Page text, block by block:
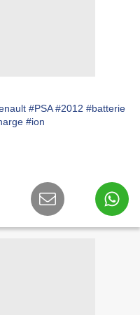
#PSA #2012 #batterie
#ion